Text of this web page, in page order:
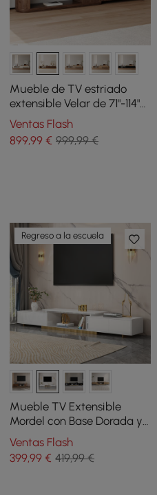
Mueble de TV estriado
extensible Velar de 71"-114"
con tapa de piedra
sinterizada y 3 cajones
Ventas Flash
899,99 € 999,99 €
Regreso a la escuela
Mueble TV Extensible
Mordel con Base Dorada y
Almacenamiento (160-241
cm)
Ventas Flash
399,99 € 419,99 €